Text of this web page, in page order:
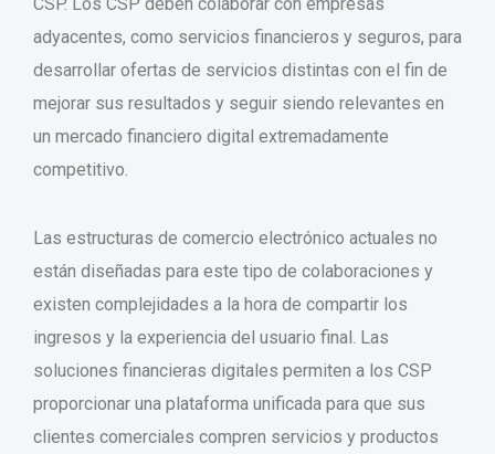
adyacentes, como servicios financieros y seguros, para
desarrollar ofertas de servicios distintas con el fin de
mejorar sus resultados y seguir siendo relevantes en
un mercado financiero digital extremadamente
competitivo.
Las estructuras de comercio electrónico actuales no
están diseñadas para este tipo de colaboraciones y
existen complejidades a la hora de compartir los
ingresos y la experiencia del usuario final. Las
soluciones financieras digitales permiten a los CSP
proporcionar una plataforma unificada para que sus
clientes comerciales compren servicios y productos